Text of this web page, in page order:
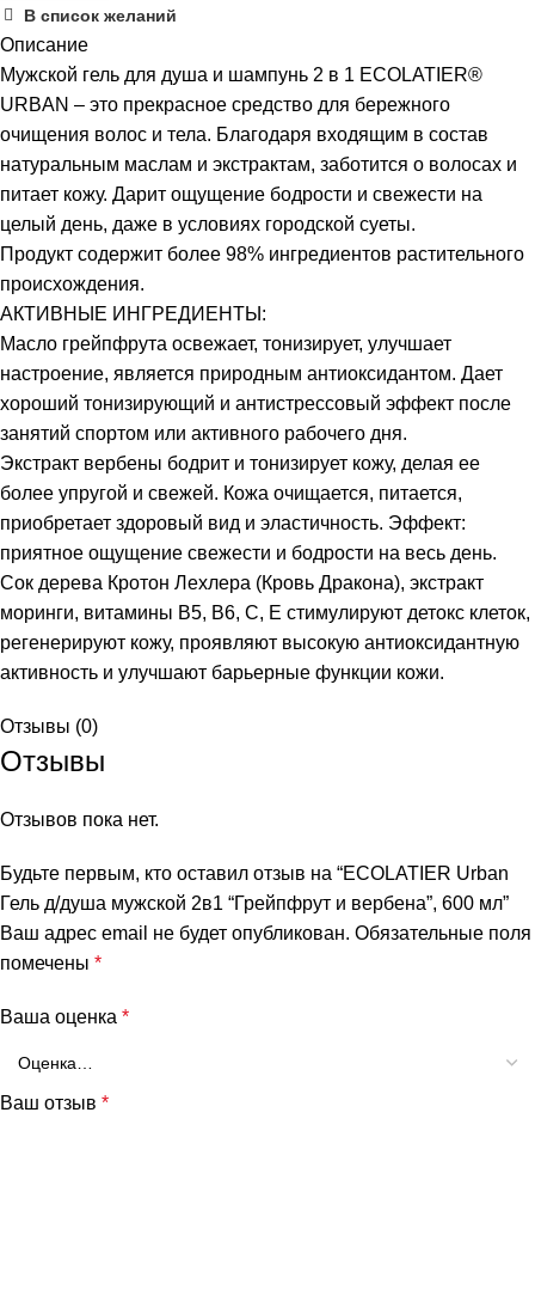
д/
душа
мужской
2в1
"Грейпфрут
и
вербена",
600
мл
В список желаний
Описание
Мужской гель для душа и шампунь 2 в 1 ECOLATIER®
URBAN – это прекрасное средство для бережного
очищения волос и тела. Благодаря входящим в состав
натуральным маслам и экстрактам, заботится о волосах и
питает кожу. Дарит ощущение бодрости и свежести на
целый день, даже в условиях городской суеты.
Продукт содержит более 98% ингредиентов растительного
происхождения.
АКТИВНЫЕ ИНГРЕДИЕНТЫ:
Масло грейпфрута освежает, тонизирует, улучшает
настроение, является природным антиоксидантом. Дает
хороший тонизирующий и антистрессовый эффект после
занятий спортом или активного рабочего дня.
Экстракт вербены бодрит и тонизирует кожу, делая ее
более упругой и свежей. Кожа очищается, питается,
приобретает здоровый вид и эластичность. Эффект:
приятное ощущение свежести и бодрости на весь день.
Сок дерева Кротон Лехлера (Кровь Дракона), экстракт
моринги, витамины В5, В6, С, Е стимулируют детокс клеток,
регенерируют кожу, проявляют высокую антиоксидантную
активность и улучшают барьерные функции кожи.
Отзывы (0)
Отзывы
Отзывов пока нет.
Будьте первым, кто оставил отзыв на “ECOLATIER Urban
Гель д/душа мужской 2в1 “Грейпфрут и вербена”, 600 мл”
Ваш адрес email не будет опубликован. Обязательные поля
помечены *
Ваша оценка *
Ваш отзыв *